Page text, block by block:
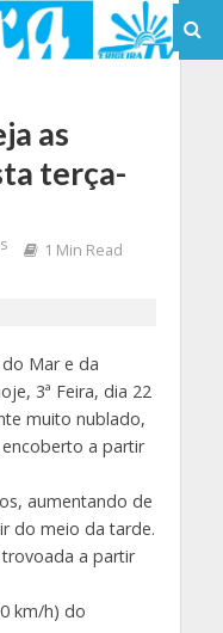
as
terça-
1 Min Read
Mar e da
3ª Feira, dia 22
muito nublado,
a partir
aumentando de
do meio da tarde.
a partir
km/h) do